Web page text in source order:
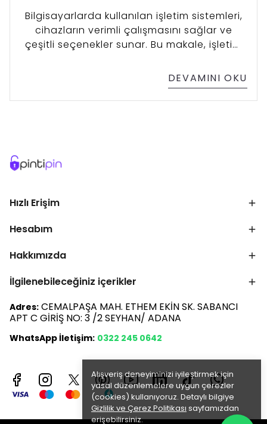
Alışveriş deneyiminizi iyileştirmek için
yasal düzenlemelere uygun çerezler
(cookies) kullanıyoruz. Detaylı bilgiye
Gizlilik ve Çerez Politikası sayfamızdan
erişebilirsiniz.
Bilgisayarlarda kullanılan işletim sistemleri,
cihazların verimli çalışmasını sağlar ve
çeşitli seçenekler sunar. Bu makale, işletim
bilgisayarlarla olan bağlantılarını
açıklamaktadır.
DEVAMINI OKU
Hızlı Erişim
Hesabım
Hakkımızda
İlgilenebileceğiniz içerikler
Adres: CEMALPAŞA MAH. ETHEM EKİN SK. SABANCI
APT C GİRİŞ NO: 3 /2 SEYHAN/ ADANA
WhatsApp İletişim: 0322 245 0642